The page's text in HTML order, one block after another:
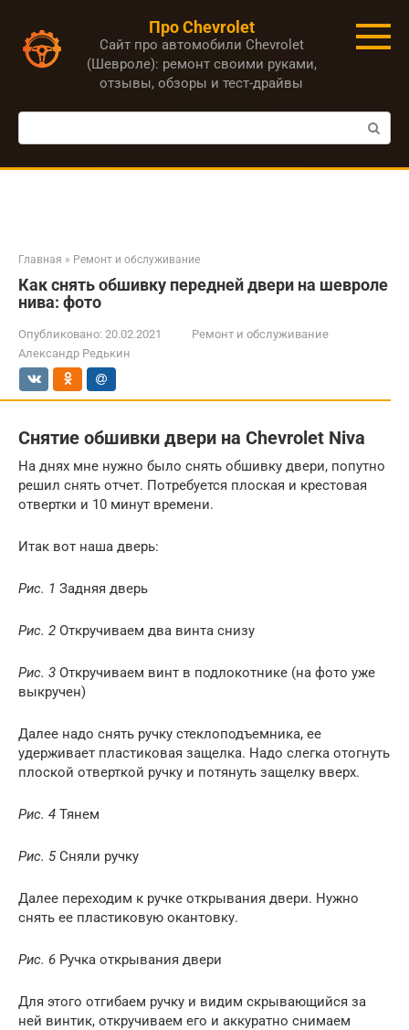
контенту
Про Chevrolet
Сайт про автомобили Chevrolet
(Шевроле): ремонт своими руками,
отзывы, обзоры и тест-драйвы
Поиск:
Главная » Ремонт и обслуживание
Как снять обшивку передней двери на шевроле
нива: фото
Опубликовано: 20.02.2021
Ремонт и обслуживание
Александр Редькин
Снятие обшивки двери на Chevrolet Niva
На днях мне нужно было снять обшивку двери, попутно
решил снять отчет. Потребуется плоская и крестовая
отвертки и 10 минут времени.
Итак вот наша дверь:
Рис. 1 Задняя дверь
Рис. 2 Откручиваем два винта снизу
Рис. 3 Откручиваем винт в подлокотнике (на фото уже
выкручен)
Далее надо снять ручку стеклоподъемника, ее
удерживает пластиковая защелка. Надо слегка отогнуть
плоской отверткой ручку и потянуть защелку вверх.
Рис. 4 Тянем
Рис. 5Сняли ручку
Далее переходим к ручке открывания двери. Нужно
снять ее пластиковую окантовку.
Рис. 6 Ручка открывания двери
Для этого отгибаем ручку и видим скрывающийся за
ней винтик, откручиваем его и аккуратно снимаем